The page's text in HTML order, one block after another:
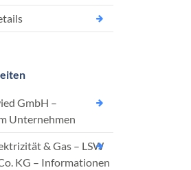
GmbH –
Unternehmen
& Gas – LSW
KG – Informationen